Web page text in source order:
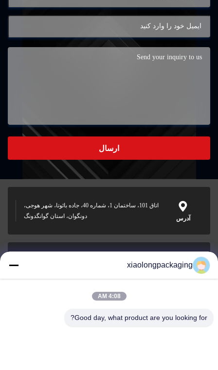
ارسال
آدرس
اتاق 101، ساختمان 1، شماره 40، جاده بائوتا، شهر هوجی،
دونگوان، استان گوانگدونگ
Tina@xiaolongpackaging.com
0086-15322891631
xiaolongpackaging
4:08 AM
Good day, what product are you looking for?